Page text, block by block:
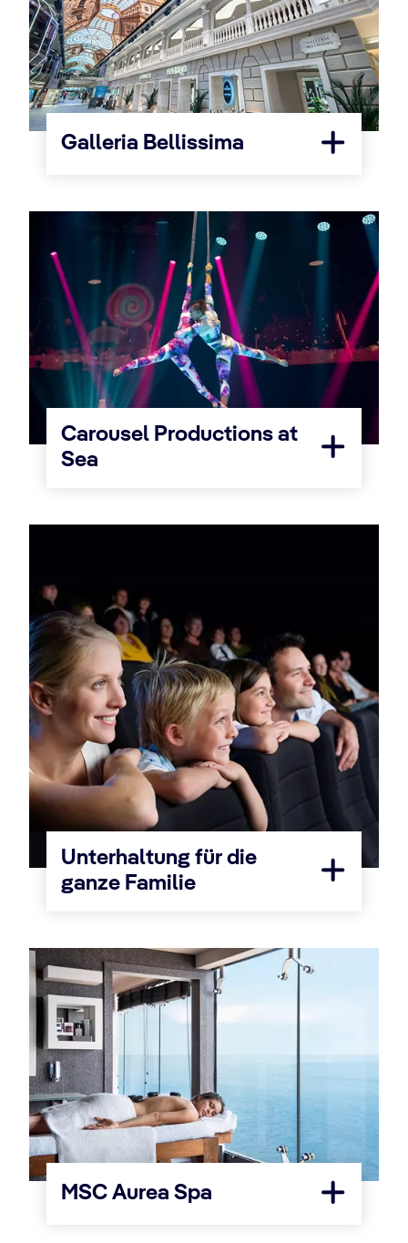
Galleria Bellissima
Carousel Productions at
Sea
Unterhaltung für die
ganze Familie
MSC Aurea Spa